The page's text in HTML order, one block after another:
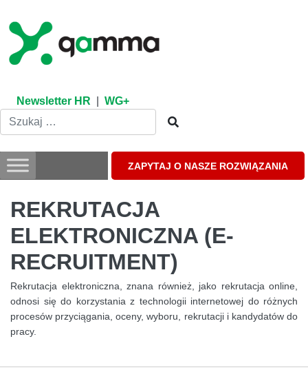
content
Newsletter HR WG+
ZAPYTAJ O NASZE ROZWIĄZANIA
REKRUTACJA
ELEKTRONICZNA (E-
RECRUITMENT)
Rekrutacja elektroniczna, znana również, jako rekrutacja online,
odnosi się do korzystania z technologii internetowej do różnych
procesów przyciągania, oceny, wyboru, rekrutacji i kandydatów do
pracy.